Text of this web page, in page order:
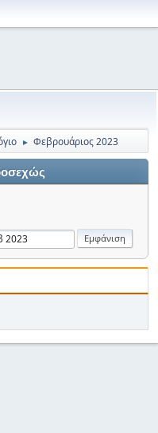
► Φεβρουάριος 2023